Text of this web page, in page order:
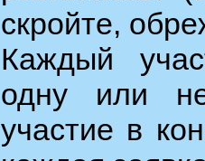
скройте,
Каждый
одну или
участие в